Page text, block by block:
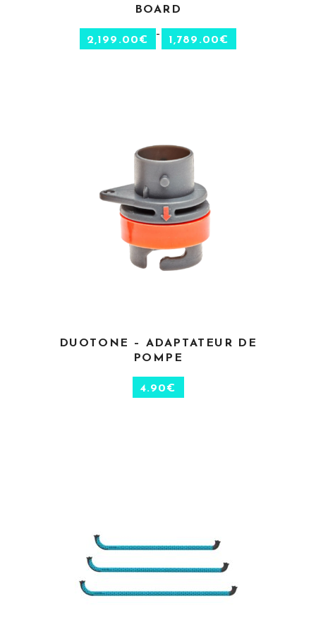
BOARD
1,789.00€
–
2,199.00€
AJOUTER AU PANIER
DUOTONE – ADAPTATEUR DE
POMPE
4.90€